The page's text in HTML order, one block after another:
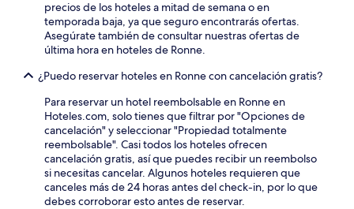
precios de los hoteles a mitad de semana o en
temporada baja, ya que seguro encontrarás ofertas.
Asegúrate también de consultar nuestras ofertas de
última hora en hoteles de Ronne.
¿Puedo reservar hoteles en Ronne con cancelación gratis?
Para reservar un hotel reembolsable en Ronne en
Hoteles.com, solo tienes que filtrar por "Opciones de
cancelación" y seleccionar "Propiedad totalmente
reembolsable". Casi todos los hoteles ofrecen
cancelación gratis, así que puedes recibir un reembolso
si necesitas cancelar. Algunos hoteles requieren que
canceles más de 24 horas antes del check-in, por lo que
debes corroborar esto antes de reservar.